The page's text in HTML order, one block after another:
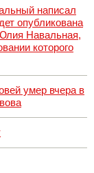
написал
опубликована
Навальная,
которого
умер вчера в